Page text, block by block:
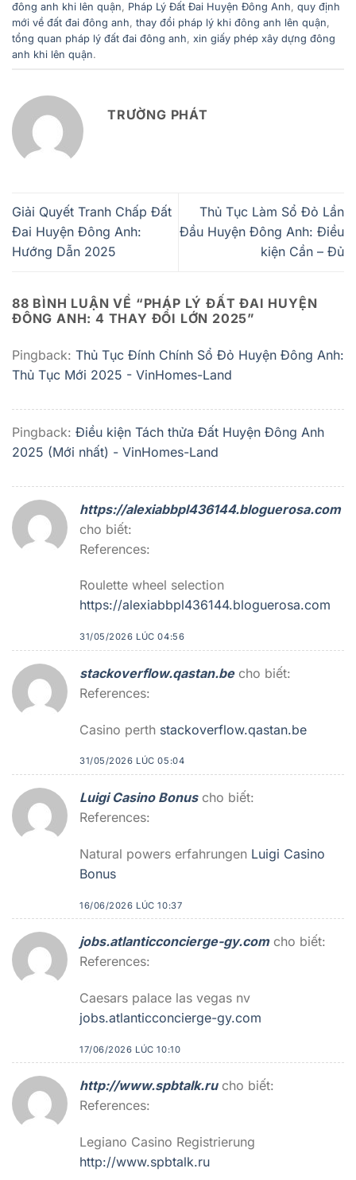
đông anh khi lên quận, Pháp Lý Đất Đai Huyện Đông Anh, quy định
mới về đất đai đông anh, thay đổi pháp lý khi đông anh lên quận,
tổng quan pháp lý đất đai đông anh, xin giấy phép xây dựng đông
anh khi lên quận.
TRƯỜNG PHÁT
Giải Quyết Tranh Chấp Đất
Đai Huyện Đông Anh:
Hướng Dẫn 2025
Thủ Tục Làm Sổ Đỏ Lần
Đầu Huyện Đông Anh: Điều
kiện Cần – Đủ
88 BÌNH LUẬN VỀ “PHÁP LÝ ĐẤT ĐAI HUYỆN
ĐÔNG ANH: 4 THAY ĐỔI LỚN 2025”
Pingback: Thủ Tục Đính Chính Sổ Đỏ Huyện Đông Anh:
Thủ Tục Mới 2025 - VinHomes-Land
Pingback: Điều kiện Tách thửa Đất Huyện Đông Anh
2025 (Mới nhất) - VinHomes-Land
https://alexiabbpl436144.bloguerosa.com
cho biết:
References:
Roulette wheel selection
https://alexiabbpl436144.bloguerosa.com
31/05/2026 LÚC 04:56
stackoverflow.qastan.be cho biết:
References:
Casino perth stackoverflow.qastan.be
31/05/2026 LÚC 05:04
Luigi Casino Bonus cho biết:
References:
Natural powers erfahrungen Luigi Casino
Bonus
16/06/2026 LÚC 10:37
jobs.atlanticconcierge-gy.com cho biết:
References:
Caesars palace las vegas nv
jobs.atlanticconcierge-gy.com
17/06/2026 LÚC 10:10
http://www.spbtalk.ru cho biết:
References:
Legiano Casino Registrierung
http://www.spbtalk.ru